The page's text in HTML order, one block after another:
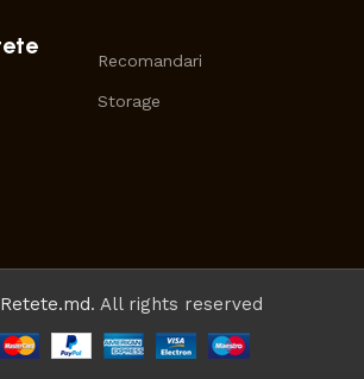
Recomandari
Storage
Retete.md. All rights reserved